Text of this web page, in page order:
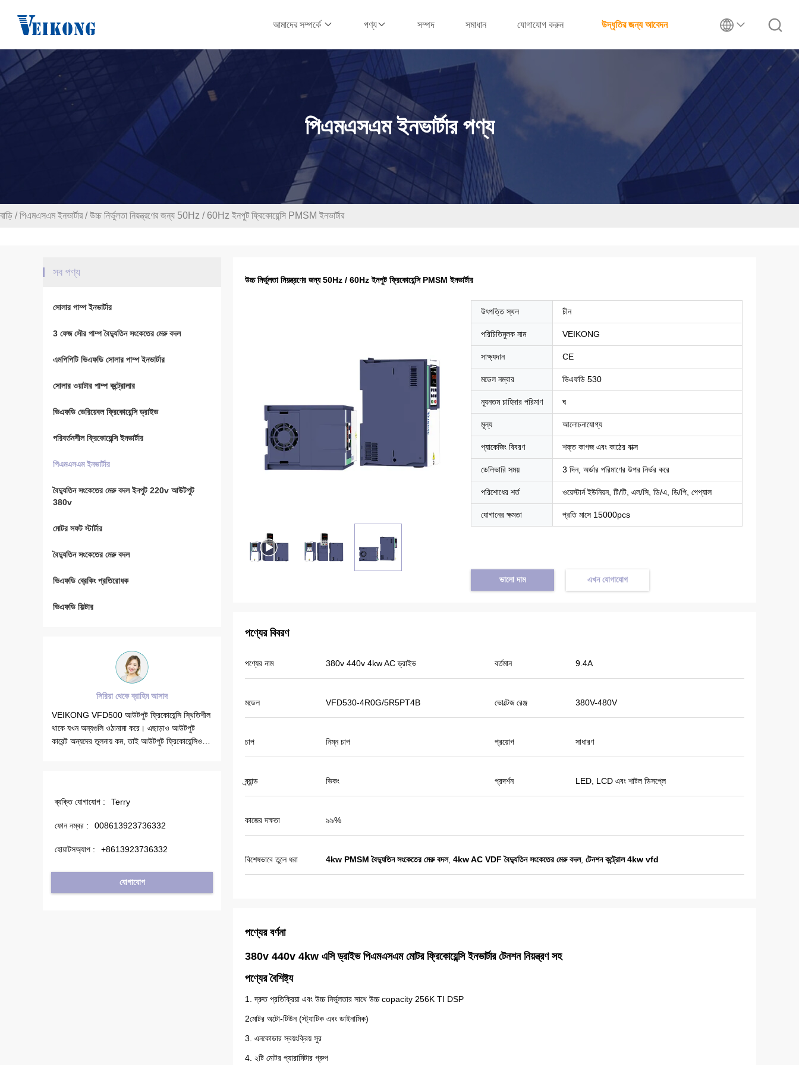
আমাদের সম্পর্কে পণ্য সম্পদ সমাধান যোগাযোগ করুন উদ্ধৃতির জন্য আবেদন
পিএমএসএম ইনভার্টার পণ্য
বাড়ি / পিএমএসএম ইনভার্টার / উচ্চ নির্ভুলতা নিয়ন্ত্রণের জন্য 50Hz / 60Hz ইনপুট ফ্রিকোয়েন্সি PMSM ইনভার্টার
সব পণ্য
সোলার পাম্প ইনভার্টার
3 ফেজ সৌর পাম্প বৈদ্যুতিন সংকেতের মেরু বদল
এমপিপিটি ভিএফডি সোলার পাম্প ইনভার্টার
সোলার ওয়াটার পাম্প কন্ট্রোলার
ভিএফডি ভেরিয়েবল ফ্রিকোয়েন্সি ড্রাইভ
পরিবর্তনশীল ফ্রিকোয়েন্সি ইনভার্টার
পিএমএসএম ইনভার্টার
বৈদ্যুতিন সংকেতের মেরু বদল ইনপুট 220v আউটপুট
380v
মোটর সফট স্টার্টার
বৈদ্যুতিন সংকেতের মেরু বদল
ভিএফডি ব্রেকিং প্রতিরোধক
ভিএফডি ফিল্টার
সিরিয়া থেকে ব্রাহিম আসাদ
VEIKONG VFD500 আউটপুট ফ্রিকোয়েন্সি স্থিতিশীল
থাকে যখন অন্যগুলি ওঠানামা করে। এছাড়াও আউটপুট
কারেন্ট অন্যদের তুলনায় কম, তাই আউটপুট ফ্রিকোয়েন্সিও
প্রচারমূলক পণ্য প্রস্তুত. আমরা শীঘ্রই নতুন অর্ডার করতে
ব্যক্তি যোগাযোগ : Terry
ফোন নম্বর : 008613923736332
হোয়াটসঅ্যাপ : +8613923736332
যোগাযোগ
উচ্চ নির্ভুলতা নিয়ন্ত্রণের জন্য 50Hz / 60Hz ইনপুট ফ্রিকোয়েন্সি PMSM ইনভার্টার
উৎপত্তি স্থল চীন
পরিচিতিমুলক নাম VEIKONG
সাক্ষ্যদান CE
মডেল নম্বার ভিএফডি 530
ন্যূনতম চাহিদার পরিমাণ ঘ
মূল্য আলোচনাযোগ্য
প্যাকেজিং বিবরণ শক্ত কাগজ এবং কাঠের বাক্স
ডেলিভারি সময় 3 দিন, অর্ডার পরিমাণের উপর নির্ভর করে
পরিশোধের শর্ত ওয়েস্টার্ন ইউনিয়ন, টি/টি, এল/সি, ডি/এ, ডি/পি, পেপ্যাল
যোগানের ক্ষমতা প্রতি মাসে 15000pcs
ভালো দাম এখন যোগাযোগ
পণ্যের বিবরণ
পণ্যের নাম 380v 440v 4kw AC ড্রাইভ বর্তমান 9.4A
মডেল VFD530-4R0G/5R5PT4B ভোল্টেজ রেঞ্জ 380V-480V
চাপ নিম্ন চাপ প্রয়োগ সাধারণ
ব্র্যান্ড ভিকং প্রদর্শন LED, LCD এবং শাটল ডিসপ্লে
কাজের দক্ষতা ৯৯%
বিশেষভাবে তুলে ধরা 4kw PMSM বৈদ্যুতিন সংকেতের মেরু বদল, 4kw AC VDF বৈদ্যুতিন সংকেতের মেরু বদল, টেনশন কন্ট্রোল 4kw vfd
পণ্যের বর্ণনা
380v 440v 4kw এসি ড্রাইভ পিএমএসএম মোটর ফ্রিকোয়েন্সি ইনভার্টার টেনশন নিয়ন্ত্রণ সহ
পণ্যের বৈশিষ্ট্য
1. দ্রুত প্রতিক্রিয়া এবং উচ্চ নির্ভুলতার সাথে উচ্চ copacity 256K TI DSP
2মোটর অটো-টিউন (স্ট্যাটিক এবং ডাইনামিক)
3. এনকোডার স্বয়ংক্রিয় সুর
4. ২টি মোটর প্যারামিটার গ্রুপ